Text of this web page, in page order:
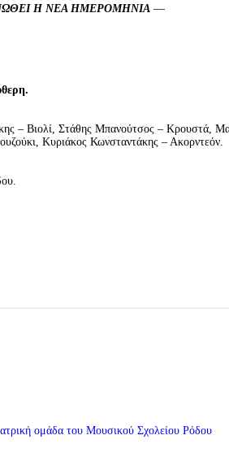
Η ΝΕΑ ΗΜΕΡΟΜΗΝΙΑ —
– Βιολί, Στάθης Μπανούτσος – Κρουστά,
Κυριάκος Κωνσταντάκης – Ακορντεόν.
ομάδα του Μουσικού Σχολείου Ρόδου